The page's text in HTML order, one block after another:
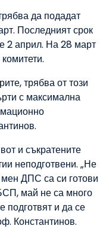
да подадат
Последният срок
2 април. На 28 март
трябва от този
с максимална
и съкратените
неподготвени. „Не
мен ДПС са си готови
май не са много
подготвят и да се
Константинов.